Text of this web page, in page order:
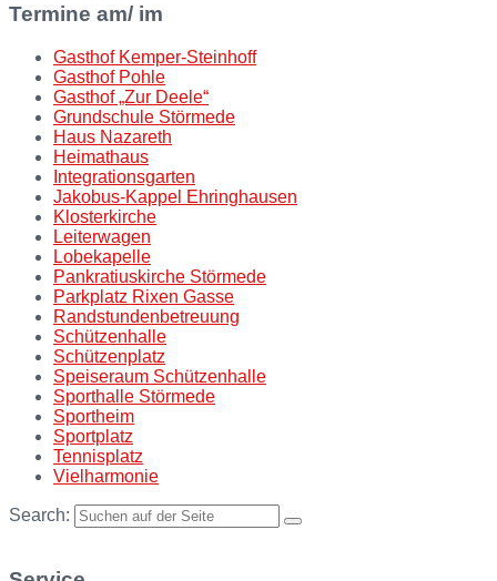
Termine am/ im
Gasthof Kemper-Steinhoff
Gasthof Pohle
Gasthof „Zur Deele“
Grundschule Störmede
Haus Nazareth
Heimathaus
Integrationsgarten
Jakobus-Kappel Ehringhausen
Klosterkirche
Leiterwagen
Lobekapelle
Pankratiuskirche Störmede
Parkplatz Rixen Gasse
Randstundenbetreuung
Schützenhalle
Schützenplatz
Speiseraum Schützenhalle
Sporthalle Störmede
Sportheim
Sportplatz
Tennisplatz
Vielharmonie
Search: